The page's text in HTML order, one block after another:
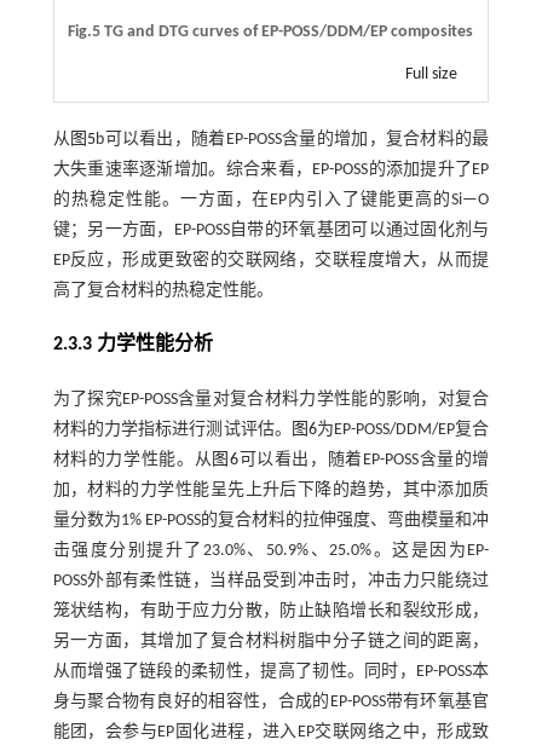
Fig.5 TG and DTG curves of EP-POSS/DDM/EP composites
Full size
从 图5b可以看出，随着EP-POSS含量的增加，复合材料的最
大失重速率逐渐增加。综合来看，EP-POSS的添加提升了EP
的热稳定性能。一方面，在EP内引入了键能更高的Si—O
键；另一方面，EP-POSS自带的环氧基团可以通过固化剂与
EP反应，形成更致密的交联网络，交联程度增大，从而提
高了复合材料的热稳定性能。
2.3.3 力学性能分析
为了探究EP-POSS含量对复合材料力学性能的影响，对复合
材料的力学指标进行测试评估。
图6为EP-POSS/DDM/EP复合
材料的力学性能。从 图6可以看出，随着EP-POSS含量的增
加，材料的力学性能呈先上升后下降的趋势，其中添加质
量分数为1% EP-POSS的复合材料的拉伸强度、弯曲模量和冲
击强度分别提升了23.0%、50.9%、25.0%。这是因为EP-
POSS外部有柔性链，当样品受到冲击时，冲击力只能绕过
笼状结构，有助于应力分散，防止缺陷增长和裂纹形成，
另一方面，其增加了复合材料树脂中分子链之间的距离，
从而增强了链段的柔韧性，提高了韧性。同时，EP-POSS本
身与聚合物有良好的相容性，合成的EP-POSS带有环氧基官
能团，会参与EP固化进程，进入EP交联网络之中，形成致